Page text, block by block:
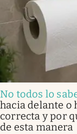
No todos lo
hacia delante o
correcta y por
de esta manera